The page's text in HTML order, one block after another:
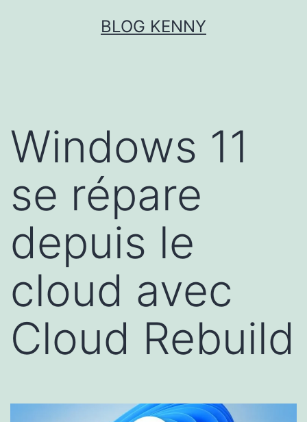
BLOG KENNY
Windows 11
se répare
depuis le
cloud avec
Cloud Rebuild